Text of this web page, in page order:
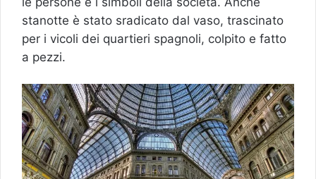
stanotte è stato sradicato dal vaso, trascinato
per i vicoli dei quartieri spagnoli, colpito e fatto
a pezzi.